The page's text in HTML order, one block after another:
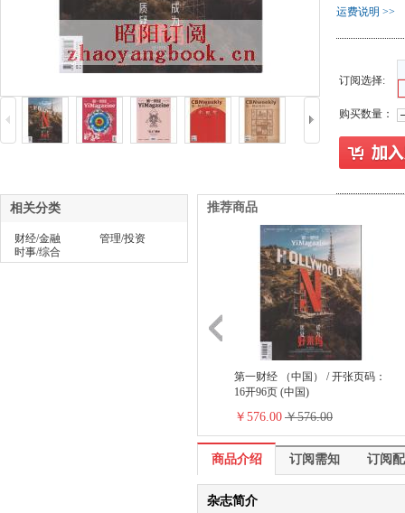
运费说明 >>
订阅选择:
购买数量：
相关分类
财经/金融
管理/投资
时事/综合
推荐商品
第一财经 （中国） / 开张页码：
16开96页 (中国)
￥576.00 ￥576.00
商品介绍
商品介绍 订阅需知 订阅
杂志简介